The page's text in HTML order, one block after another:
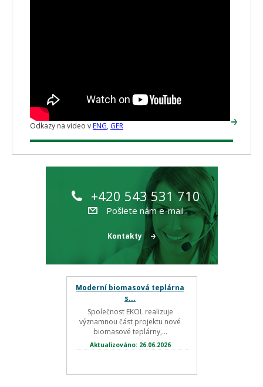
Odkazy na video vENG, GER
+420 543 531 710
Pošlete nám e-mail
Kontakty
Moderní biomasová teplárna
s...
Společnost EKOL realizuje
významnou část projektu nové
biomasové teplárny,...
Aktualizováno: 26.06.2026